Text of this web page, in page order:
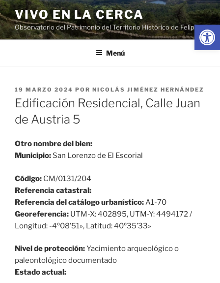
Abrir
Saltar
al
contenido
VIVO EN LA CERCA
Observatorio del Patrimonio del Territorio Histórico de Felipe II
Menú
PUBLICADO
EL
19 MARZO 2024 POR NICOLÁS JIMÉNEZ HERNÁNDEZ
Edificación Residencial, Calle Juan
de Austria 5
Otro nombre del bien:
Municipio: San Lorenzo de El Escorial
Código: CM/0131/204
Referencia catastral:
Referencia del catálogo urbanístico:A1-70
Georeferencia: UTM-X: 402895, UTM-Y: 4494172 /
Longitud: -4º08’51», Latitud: 40º35’33»
Nivel de protección:Yacimiento arqueológico o
paleontológico documentado
Estado actual: